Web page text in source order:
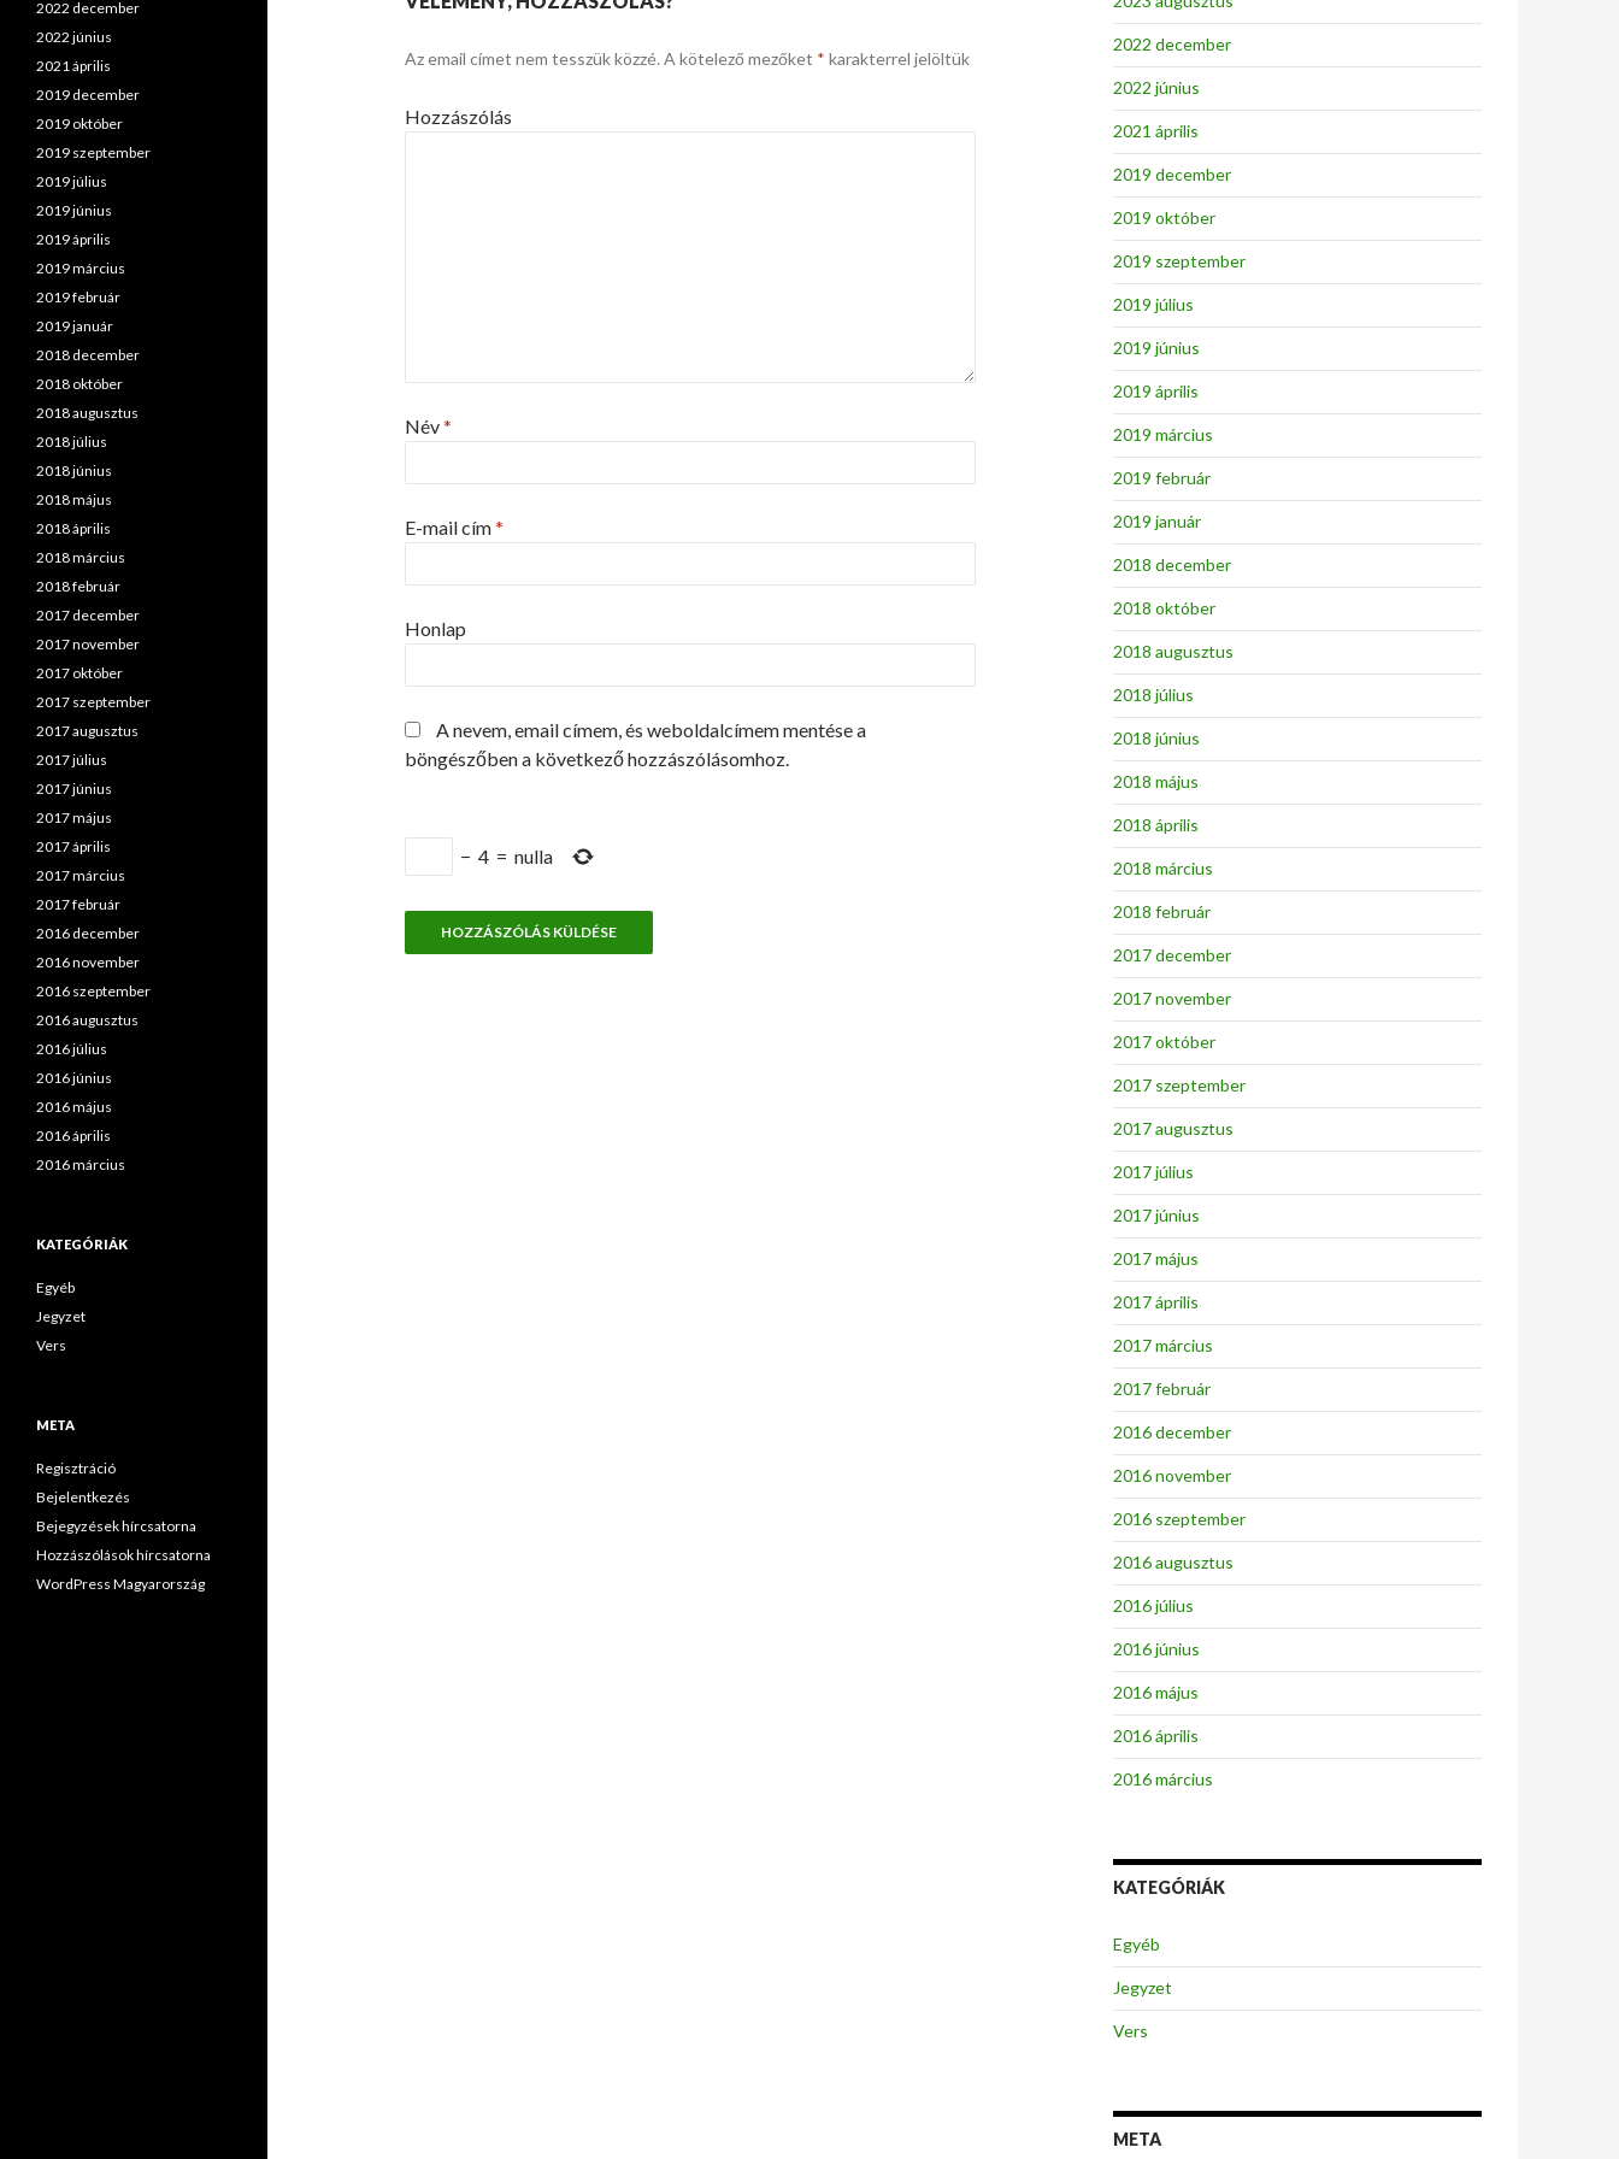
Az email címet nem tesszük közzé. A kötelező mezőket * karakterrel jelöltük
Hozzászólás
Név*
E-mail cím*
Honlap
A nevem, email címem, és weboldalcímem mentése a
böngészőben a következő hozzászólásomhoz.
− 4 = nulla
2022 december
2022 június
2021 április
2019 december
2019 október
2019 szeptember
2019 július
2019 június
2019 április
2019 március
2019 február
2019 január
2018 december
2018 október
2018 augusztus
2018 július
2018 június
2018 május
2018 április
2018 március
2018 február
2017 december
2017 november
2017 október
2017 szeptember
2017 augusztus
2017 július
2017 június
2017 május
2017 április
2017 március
2017 február
2016 december
2016 november
2016 szeptember
2016 augusztus
2016 július
2016 június
2016 május
2016 április
2016 március
KATEGÓRIÁK
Egyéb
Jegyzet
Vers
META
2022 december
2022 június
2021 április
2019 december
2019 október
2019 szeptember
2019 július
2019 június
2019 április
2019 március
2019 február
2019 január
2018 december
2018 október
2018 augusztus
2018 július
2018 június
2018 május
2018 április
2018 március
2018 február
2017 december
2017 november
2017 október
2017 szeptember
2017 augusztus
2017 július
2017 június
2017 május
2017 április
2017 március
2017 február
2016 december
2016 november
2016 szeptember
2016 augusztus
2016 július
2016 június
2016 május
2016 április
2016 március
KATEGÓRIÁK
Egyéb
Jegyzet
Vers
META
Regisztráció
Bejelentkezés
Bejegyzések hírcsatorna
Hozzászólások hírcsatorna
WordPress Magyarország